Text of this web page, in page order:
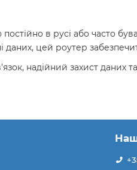
в русі або часто
даних, цей роутер
надійний захист